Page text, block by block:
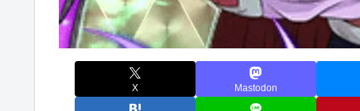
X Mastodon